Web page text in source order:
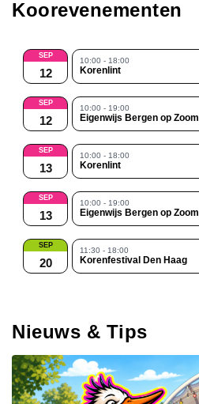
Koorevenementen
SEP
12
10:00 - 18:00
Korenlint
SEP
12
10:00 - 19:00
Eigenwijs Bergen op Zoom
SEP
13
10:00 - 18:00
Korenlint
SEP
13
10:00 - 19:00
Eigenwijs Bergen op Zoom
SEP
20
11:30 - 18:00
Korenfestival Den Haag
Nieuws & Tips